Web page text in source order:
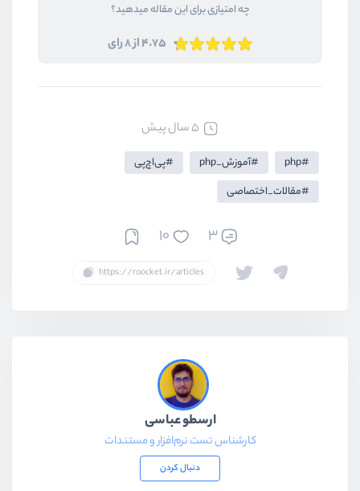
چه امتیازی برای این مقاله میدهید؟
4.75 از 8 رای
5 سال پیش
php آموزش_php
پی‌اچ‌پی
مقالات_اختصاصی
3
10
ارسطو عباسی
کارشناس تست نرم‌افزار و مستندات
دنبال کردن